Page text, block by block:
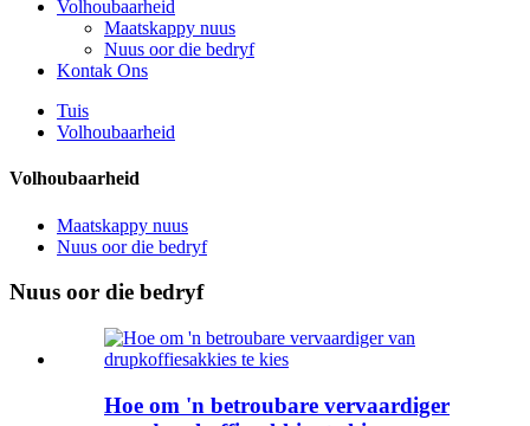
Volhoubaarheid
Maatskappy nuus
Nuus oor die bedryf
Kontak Ons
Tuis
Volhoubaarheid
Volhoubaarheid
Maatskappy nuus
Nuus oor die bedryf
Nuus oor die bedryf
Hoe om 'n betroubare vervaardiger